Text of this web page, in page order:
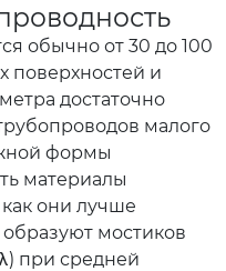
обычно от 30 до 100
поверхностей и
достаточно
малого
формы
материалы
как они лучше
мостиков
при средней